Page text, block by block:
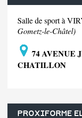
Salle de sport à
Gometz-le-Châtel)
74 AVENUE
CHATILLON
PROXIFORME